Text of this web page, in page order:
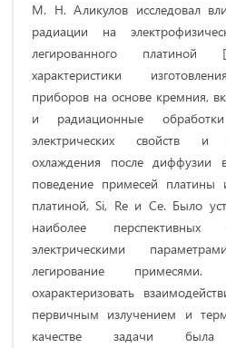
М. Н. Аликулов исследовал
радиации на
легированного
характеристики
приборов на основе кремния,
и радиационные
электрических свойств и
охлаждения после диффузии
поведение примесей
платиной, Si, Re и Се. Было
наиболее перспективных
электрическими
легирование
охарактеризовать
первичным излучением и
качестве задачи была